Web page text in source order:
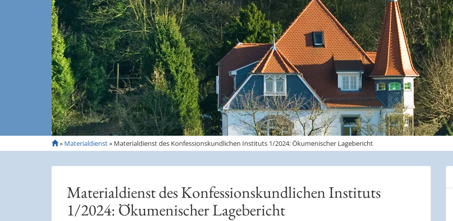
S
t
» Materialdienst» Materialdienst des Konfessionskundlichen Instituts 1/2024: Ökumenischer Lagebericht
Materialdienst des Konfessionskundlichen Instituts
1/2024: Ökumenischer Lagebericht